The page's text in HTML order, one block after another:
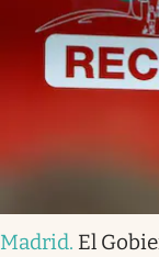
Madrid. El